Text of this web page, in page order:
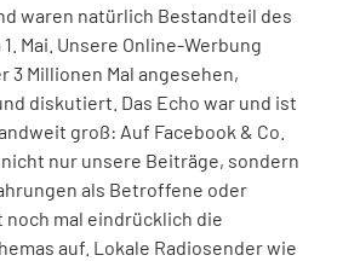
waren natürlich Bestandteil des
Mai. Unsere Online-Werbung
3 Millionen Mal angesehen,
diskutiert. Das Echo war und ist
groß: Auf Facebook & Co.
nur unsere Beiträge, sondern
als Betroffene oder
noch mal eindrücklich die
auf. Lokale Radiosender wie